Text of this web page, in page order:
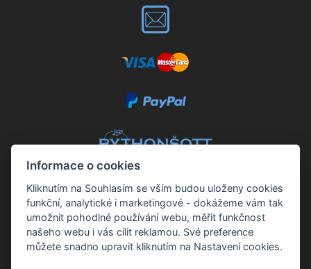
Kontakt:
Petr Šott
Informace o cookies
Kliknutím na Souhlasím se vším budou uloženy cookies
funkční, analytické i marketingové - dokážeme vám tak
umožnit pohodlné používání webu, měřit funkčnost
našeho webu i vás cílit reklamou. Své preference
můžete snadno upravit kliknutím na Nastavení cookies.